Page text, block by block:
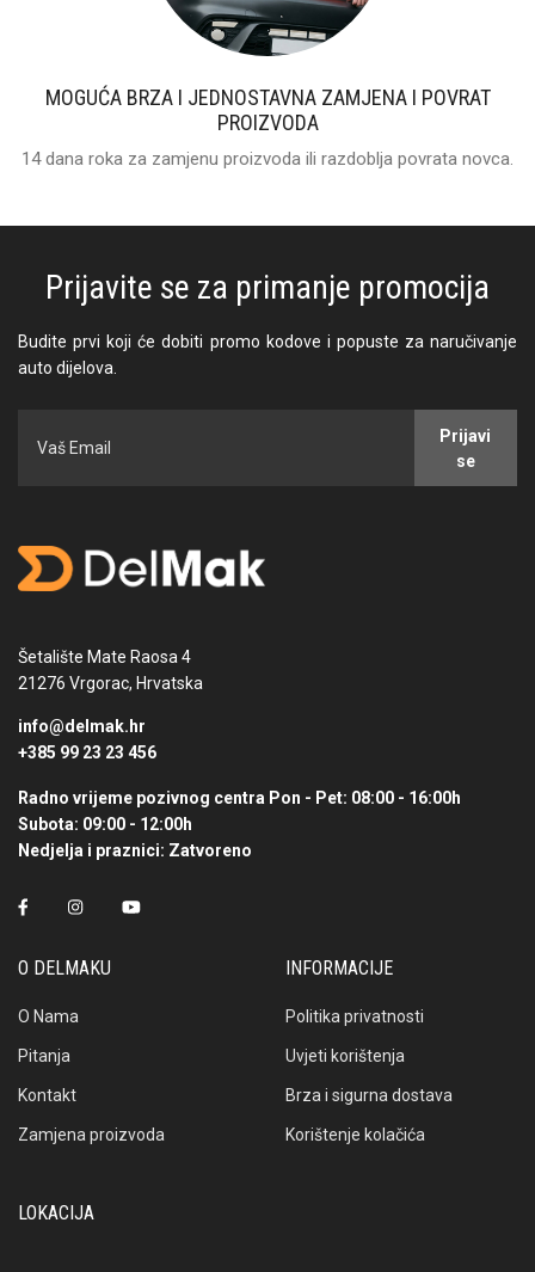
MOGUĆA BRZA I JEDNOSTAVNA ZAMJENA I POVRAT
PROIZVODA
14 dana roka za zamjenu proizvoda ili razdoblja povrata novca.
Prijavite se za primanje promocija
Budite prvi koji će dobiti promo kodove i popuste za naručivanje
auto dijelova.
Prijavi
se
Šetalište Mate Raosa 4
21276 Vrgorac, Hrvatska
info@delmak.hr
+385 99 23 23 456
Radno vrijeme pozivnog centra Pon - Pet: 08:00 - 16:00h
Subota: 09:00 - 12:00h
Nedjelja i praznici: Zatvoreno
O DELMAKU
O Nama
Pitanja
Kontakt
Zamjena proizvoda
INFORMACIJE
Politika privatnosti
Uvjeti korištenja
Brza i sigurna dostava
Korištenje kolačića
LOKACIJA